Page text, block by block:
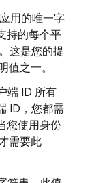
用的唯一字
持的每个平
这是您的提
值之一。
端 ID 所有
ID，您都需
您使用身份
需要此